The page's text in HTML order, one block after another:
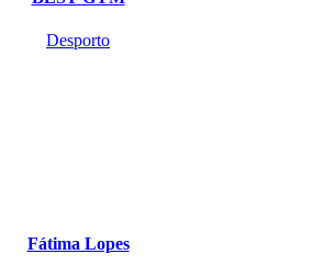
Desporto
Fátima Lopes